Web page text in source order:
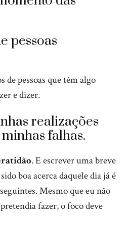
pessoas
pessoas que têm algo
e dizer.
realizações
falhas.
. E escrever uma breve
boa acerca daquele dia já é
Mesmo que eu não
fazer, o foco deve